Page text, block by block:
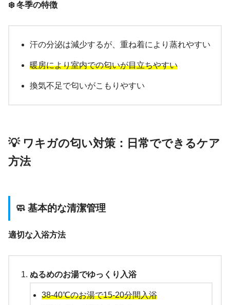
❄️ 冬季の特徴
汗の分泌は減少するが、重ね着により蒸れやすい
暖房により室内での匂いが目立ちやすい
換気不足で匂いがこもりやすい
💡 ワキガの匂い対策：日常でできるケア
方法
🧼 基本的な清潔管理
適切な入浴方法
ぬるめのお湯でゆっくり入浴
38-40℃のお湯で15-20分間入浴